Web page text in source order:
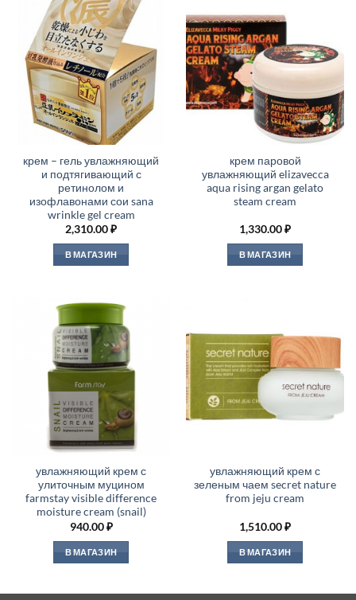
крем – гель увлажняющий
и подтягивающий с
ретинолом и
изофлавонами сои sana
wrinkle gel cream
2,310.00₽
В МАГАЗИН
крем паровой
увлажняющий elizavecca
aqua rising argan gelato
steam cream
1,330.00₽
В МАГАЗИН
увлажняющий крем с
улиточным муцином
farmstay visible difference
moisture cream (snail)
940.00₽
В МАГАЗИН
увлажняющий крем с
зеленым чаем secret nature
from jeju cream
1,510.00₽
В МАГАЗИН